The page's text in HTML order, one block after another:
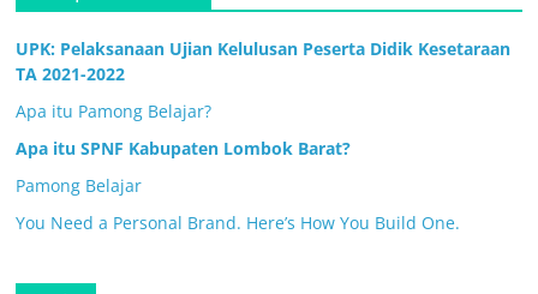
UPK: Pelaksanaan Ujian Kelulusan Peserta Didik Kesetaraan
TA 2021-2022
Apa itu Pamong Belajar?
Apa itu SPNF Kabupaten Lombok Barat?
Pamong Belajar
You Need a Personal Brand. Here’s How You Build One.